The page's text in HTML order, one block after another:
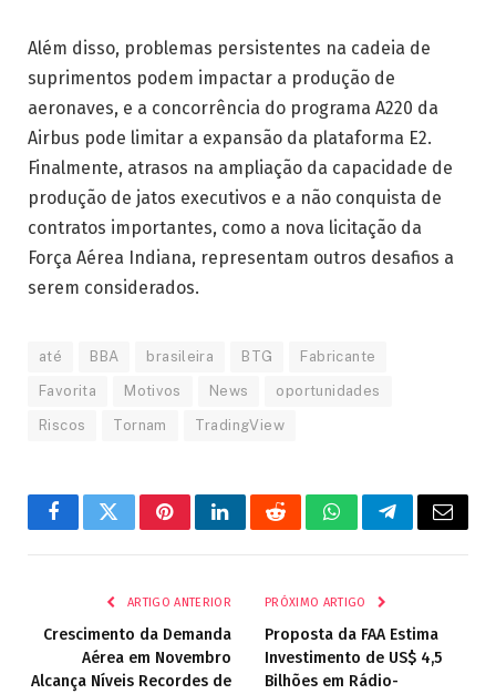
Além disso, problemas persistentes na cadeia de
suprimentos podem impactar a produção de
aeronaves, e a concorrência do programa A220 da
Airbus pode limitar a expansão da plataforma E2.
Finalmente, atrasos na ampliação da capacidade de
produção de jatos executivos e a não conquista de
contratos importantes, como a nova licitação da
Força Aérea Indiana, representam outros desafios a
serem considerados.
até BBA brasileira BTG Fabricante
Favorita Motivos News oportunidades
Riscos Tornam TradingView
FacebookTwitterPinterestLinkedInRedditWhatsAppTelegrama
E-
ARTIGO ANTERIOR
Crescimento da Demanda
Aérea em Novembro
Alcança Níveis Recordes de
PRÓXIMO ARTIGO
Proposta da FAA Estima
Investimento de US$ 4,5
Bilhões em Rádio-